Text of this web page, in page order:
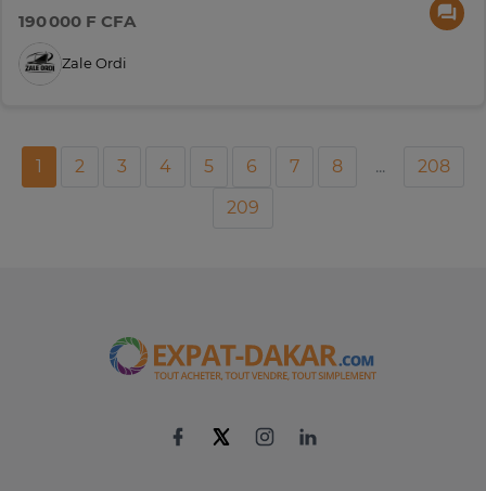
190 000 F CFA
Zale Ordi
1 2 3 4 5 6 7 8 ...
208
209